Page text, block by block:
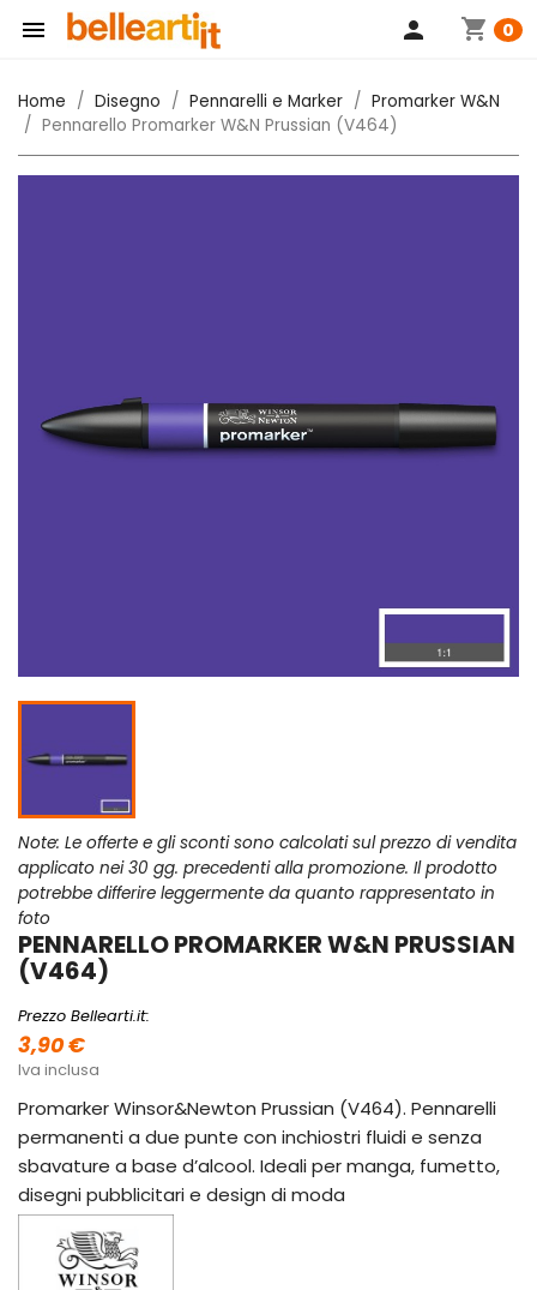
 shopping_cart 0
person
Home Disegno Pennarelli e Marker
Promarker W&N
Pennarello Promarker W&N Prussian (V464)
Note: Le offerte e gli sconti sono calcolati sul prezzo di vendita
applicato nei 30 gg. precedenti alla promozione. Il prodotto
potrebbe differire leggermente da quanto rappresentato in
foto
PENNARELLO PROMARKER W&N PRUSSIAN
(V464)
Prezzo Bellearti.it:
3,90 €
Iva inclusa
Promarker Winsor&Newton Prussian (V464). Pennarelli
permanenti a due punte con inchiostri fluidi e senza
sbavature a base d’alcool. Ideali per manga, fumetto,
disegni pubblicitari e design di moda